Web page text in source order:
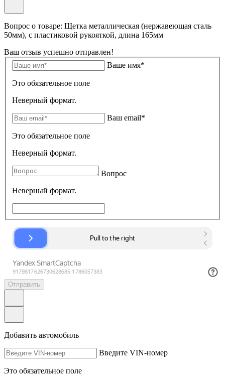
Вопрос о товаре: Щетка металлическая (нержавеющая сталь
50мм), с пластиковой рукояткой, длина 165мм
Ваш отзыв успешно отправлен!
Ваше имя*
Это обязательное поле
Неверный формат.
Ваш email*
Это обязательное поле
Неверный формат.
Вопрос
Неверный формат.
Отправить
Добавить автомобиль
Введите VIN-номер
Это обязательное поле